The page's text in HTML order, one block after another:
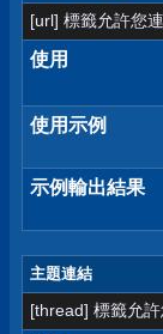
[url] 標籤允許您
使用
使用示例
示例輸出結果
主題連結
[thread] 標籤允